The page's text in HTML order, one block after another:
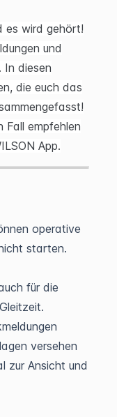
es wird gehört!
und
In diesen
die euch das
Fall empfehlen
App.
operative
starten.
für die
versehen
zur Ansicht und